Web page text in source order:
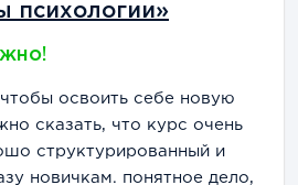
психологии»
чтобы освоить себе новую
сказать, что курс очень
структурированный и
новичкам. понятное дело,